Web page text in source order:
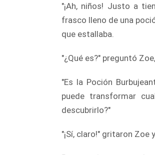
"¡Ah, niños! Justo a
frasco lleno de una
que estallaba.
"¿Qué es?" preguntó
"Es la Poción
puede transformar
descubrirlo?"
"¡Sí, claro!" gritaron Zoe